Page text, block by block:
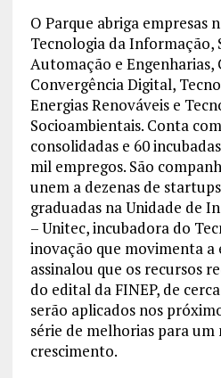
O Parque abriga empresas
Tecnologia da Informação,
Automação e Engenharias,
Convergência Digital,
Energias Renováveis e
Socioambientais. Conta
consolidadas e 60
mil empregos. São
unem a dezenas de
graduadas na Unidade de
– Unitec, incubadora do
inovação que movimenta
assinalou que os recursos
do edital da FINEP, de
serão aplicados nos
série de melhorias para um
crescimento.